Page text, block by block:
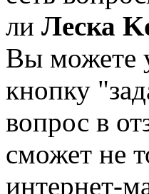
ли Леска
Вы можете
кнопку
вопрос в
сможет не
интернет-